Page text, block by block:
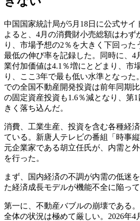
中国国家統計局が5月18日に公式サイ
よると、4月の消費財小売総額はわず
り、市場予想の2％を大きく下回った
最低の伸び率を記録した。同時に、4
業付加価値は4.1％増にとどまり、市
り、ここ3年で最も低い水準となった
での全国不動産開発投資は前年同期
の固定資産投資も1.6％減となり、第
きく落ち込んだ。
消費、工業生産、投資を含む各種経
ている。新唐人テレビの番組「時事
元企業家である胡立任氏が、内需と
を行った。
まず、国内経済の不調が内需の低迷
た経済成長モデルが機能不全に陥っ
第一に、不動産バブルの崩壊である
全体の状況は極めて厳しい。2026年4